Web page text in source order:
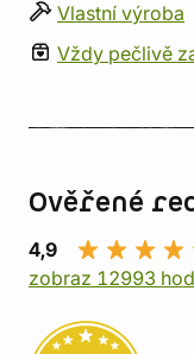
Vlastní výroba
Vždy pečlivě
Ověřené
4,9
zobraz 12993